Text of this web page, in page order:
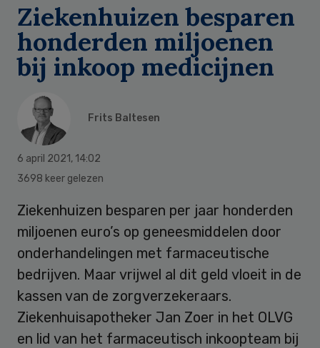
Ziekenhuizen besparen
honderden miljoenen
bij inkoop medicijnen
Frits Baltesen
6 april 2021, 14:02
3698 keer gelezen
Ziekenhuizen besparen per jaar honderden
miljoenen euro’s op geneesmiddelen door
onderhandelingen met farmaceutische
bedrijven. Maar vrijwel al dit geld vloeit in de
kassen van de zorgverzekeraars.
Ziekenhuisapotheker Jan Zoer in het OLVG
en lid van het farmaceutisch inkoopteam bij